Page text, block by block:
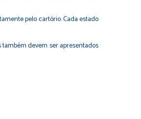
pelo cartório. Cada estado
devem ser apresentados